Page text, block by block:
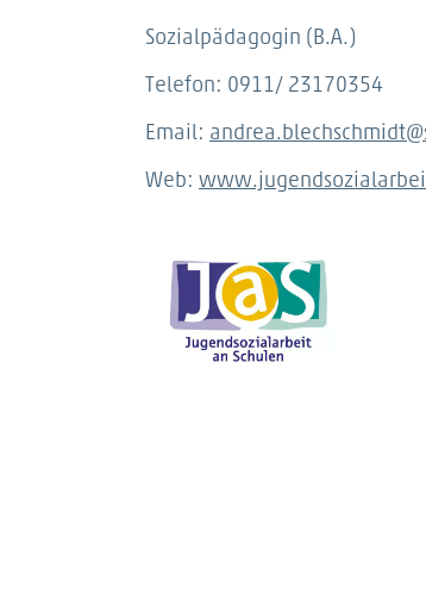
Sozialpädagogin (B.A.)
Telefon: 0911/ 23170354
Email:
Web: